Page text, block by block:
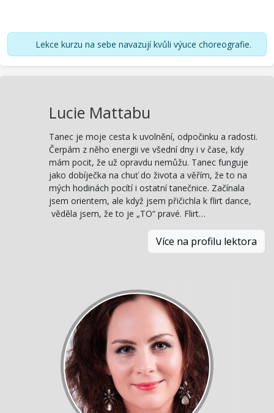
Lekce kurzu na sebe navazují kvůli výuce choreografie.
Lucie Mattabu
Tanec je moje cesta k uvolnění, odpočinku a radosti.
Čerpám z něho energii ve všední dny i v čase, kdy
mám pocit, že už opravdu nemůžu. Tanec funguje
jako dobíječka na chuť do života a věřím, že to na
mých hodinách pocítí i ostatní tanečnice. Začínala
jsem orientem, ale když jsem přičichla k flirt dance,
věděla jsem, že to je „TO“ pravé. Flirt…
Více na profilu lektora